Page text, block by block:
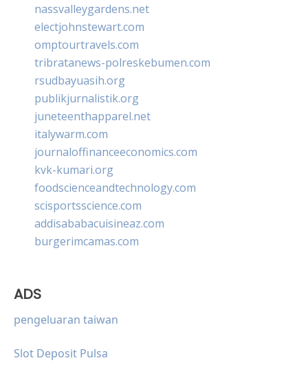
nassvalleygardens.net
electjohnstewart.com
omptourtravels.com
tribratanews-polreskebumen.com
rsudbayuasih.org
publikjurnalistik.org
juneteenthapparel.net
italywarm.com
journaloffinanceeconomics.com
kvk-kumari.org
foodscienceandtechnology.com
scisportsscience.com
addisababacuisineaz.com
burgerimcamas.com
ADS
pengeluaran taiwan
Slot Deposit Pulsa